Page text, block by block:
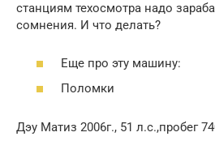
станциям техосмотра надо
сомнения. И что делать?
Еще про эту машину:
Поломки
Дэу Матиз 2006г., 51 л.с.,пробег